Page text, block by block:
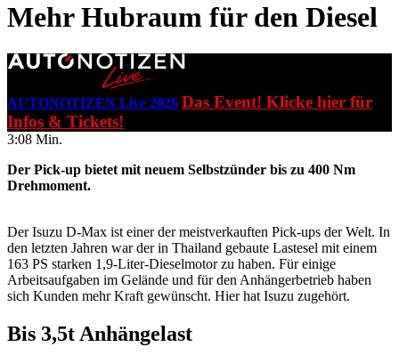
Mehr Hubraum für den Diesel
AUTONOTIZEN Live 2026 Das Event! Klicke hier für
Infos & Tickets!
3:08 Min.
Der Pick-up bietet mit neuem Selbstzünder bis zu 400 Nm
Drehmoment.
Der Isuzu D-Max ist einer der meistverkauften Pick-ups der Welt. In
den letzten Jahren war der in Thailand gebaute Lastesel mit einem
163 PS starken 1,9-Liter-Dieselmotor zu haben. Für einige
Arbeitsaufgaben im Gelände und für den Anhängerbetrieb haben
sich Kunden mehr Kraft gewünscht. Hier hat Isuzu zugehört.
Bis 3,5t Anhängelast